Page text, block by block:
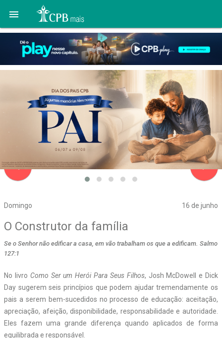

Domingo 16 de junho
navigate_before
O Construtor da família
Se o Senhor não edificar a casa, em vão trabalham os que a edificam. Salmo
127:1
No livro Como Ser um Herói Para Seus Filhos, Josh McDowell e Dick
Day sugerem seis princípios que podem ajudar tremendamente os
pais a serem bem-sucedidos no processo de educação: aceitação,
apreciação, afeição, disponibilidade, responsabilidade e autoridade.
Eles fazem uma grande diferença quando aplicados de forma
equilibrada e responsável.
navigate_next